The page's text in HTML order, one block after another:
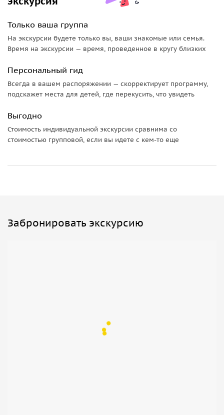
лахмаджун, бейран, мумбар, ширдан и другие блюда,
которые редко встречаются в туристических ресторанах.
А ещё мы продегустируем лучшую вегетарианскую
турецкую шаурму, мидии, фаршированные ароматным
молока, нежнейшее кюнефе из сыра и хрустящий катмер.
А в завершение — чашечка настоящего турецкого кофе,
которая превратит этот день в маленькую восточную
сказку.
Эта экскурсия — возможность увидеть настоящий Стамбул
глазами местных жителей и открыть его через вкусы,
Только ваша группа
На экскурсии будете только вы, ваши знакомые или семья.
Время на экскурсии — время, проведенное в кругу близких
Персональный гид
Всегда в вашем распоряжении — скорректирует программу,
подскажет места для детей, где перекусить, что увидеть
Выгодно
Стоимость индивидуальной экскурсии сравнима со
стоимостью групповой, если вы идете с кем-то еще
Забронировать экскурсию